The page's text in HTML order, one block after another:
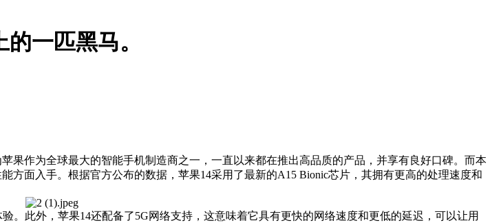
一匹黑马。
作为全球最大的智能手机制造商之一，一直以来都在推出高品质的产品，并享有良好口碑。而本
方面入手。根据官方公布的数据，苹果14采用了最新的A15 Bionic芯片，其拥有更高的处理速度和
此外，苹果14还配备了5G网络支持，这意味着它具有更快的网络速度和更低的延迟，可以让用